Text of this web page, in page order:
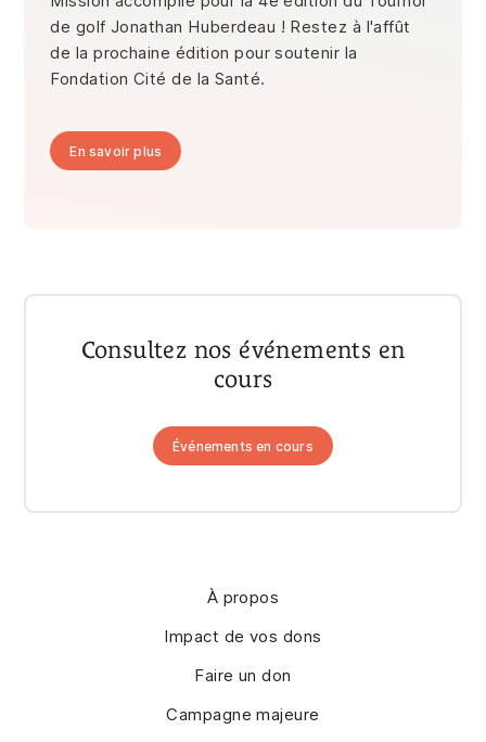
de golf Jonathan Huberdeau ! Restez à l'affût
de la prochaine édition pour soutenir la
Fondation Cité de la Santé.
En savoir plus
Consultez nos événements en
cours
Événements en cours
À propos
Impact de vos dons
Faire un don
Campagne majeure